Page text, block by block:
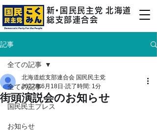
新・ 国民民主 党 北海道
総支部連合会
記事
全ての記事
国民民主プレス
お知らせ
全ての記事
街頭演説会のお知らせ
北海道総支部連合会 国民民主党
2022年6月18日 読了時間: 1分